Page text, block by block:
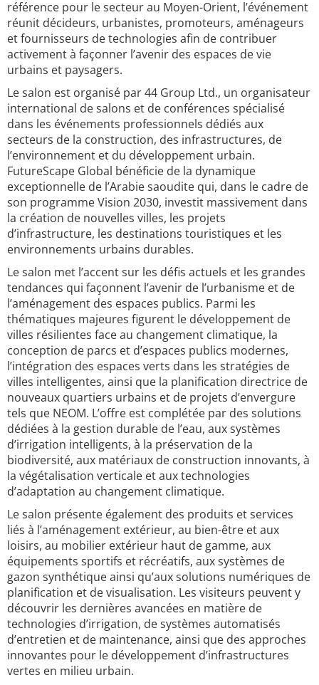
référence pour le secteur au Moyen-Orient, l’événement
réunit décideurs, urbanistes, promoteurs, aménageurs
et fournisseurs de technologies afin de contribuer
activement à façonner l’avenir des espaces de vie
urbains et paysagers.
Le salon est organisé par 44 Group Ltd., un organisateur
international de salons et de conférences spécialisé
dans les événements professionnels dédiés aux
secteurs de la construction, des infrastructures, de
l’environnement et du développement urbain.
FutureScape Global bénéficie de la dynamique
exceptionnelle de l’Arabie saoudite qui, dans le cadre de
son programme Vision 2030, investit massivement dans
la création de nouvelles villes, les projets
d’infrastructure, les destinations touristiques et les
environnements urbains durables.
Le salon met l’accent sur les défis actuels et les grandes
tendances qui façonnent l’avenir de l’urbanisme et de
l’aménagement des espaces publics. Parmi les
thématiques majeures figurent le développement de
villes résilientes face au changement climatique, la
conception de parcs et d’espaces publics modernes,
l’intégration des espaces verts dans les stratégies de
villes intelligentes, ainsi que la planification directrice de
nouveaux quartiers urbains et de projets d’envergure
tels que NEOM. L’offre est complétée par des solutions
dédiées à la gestion durable de l’eau, aux systèmes
d’irrigation intelligents, à la préservation de la
biodiversité, aux matériaux de construction innovants, à
la végétalisation verticale et aux technologies
d’adaptation au changement climatique.
Le salon présente également des produits et services
liés à l’aménagement extérieur, au bien-être et aux
loisirs, au mobilier extérieur haut de gamme, aux
équipements sportifs et récréatifs, aux systèmes de
gazon synthétique ainsi qu’aux solutions numériques de
planification et de visualisation. Les visiteurs peuvent y
découvrir les dernières avancées en matière de
technologies d’irrigation, de systèmes automatisés
d’entretien et de maintenance, ainsi que des approches
innovantes pour le développement d’infrastructures
vertes en milieu urbain.